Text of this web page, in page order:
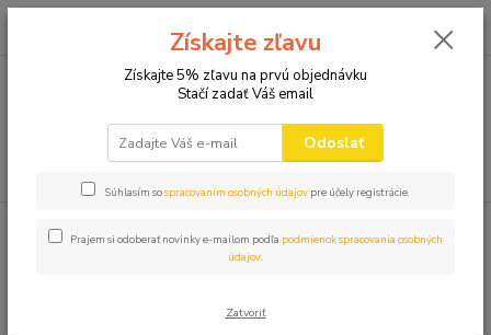
0,00 EUR
ZÁSTERA dlhá NAJLEPŠÍ
Získajte zľavu
Získajte 5% zľavu na prvú objednávku
Stačí zadať Váš email
Odoslať
Súhlasím sospracovaním osobných údajov pre účely registrácie.
Prajem si odoberať novinky e-mailom podľa podmienok spracovania osobných
údajov.
Zatvoriť